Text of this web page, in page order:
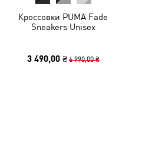
Кроссовки PUMA Fade
Sneakers Unisex
3 490,00 ₴ 6 990,00 ₴